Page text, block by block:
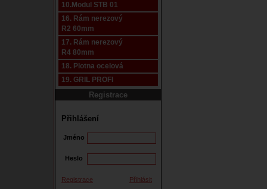
10.Modul STB 01
16. Rám nerezový
R2 60mm
17. Rám nerezový
R4 80mm
18. Plotna ocelová
19. GRIL PROFI
Registrace
Přihlášení
Jméno
Heslo
Registrace
Přihlásit